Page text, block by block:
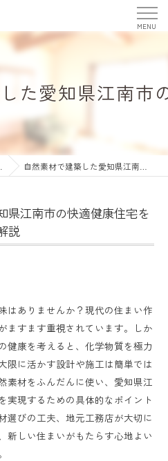
た愛知県江南
自然素材で建築した愛知県江南市の快適健康住宅を叶えるためのポイント解説
県江南市の快適健康住宅を
説
はありませんか？現代の住まい作
ますます重視されています。しか
健康を考えると、化学物質を極力
限に活かす設計や施工は簡単では
素材をふんだんに使い、愛知県江
実現するための具体的なポイント
選びの工夫、地元工務店が大切に
新しい住まいがもたらす心地よい